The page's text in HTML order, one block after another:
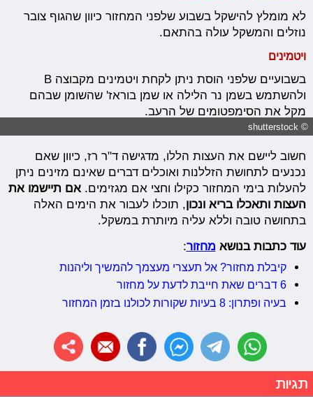
לא מומלץ להישקל בשבוע שלפני המחזור כיוון שהגוף צובר
נוזלים והמשקל עולה בהתאם.
ויטמינים
בשבועיים שלפני הוסת ניתן לקחת ויטמינים מקבוצה B
ולהשתמש בשמן נר הלילה או שמן בוראז' שהשומן שבהם
מקל את הסימפטומים של הרעב.
© shutterstock
חשוב ליישם את העצות הללו, מדגישה ד"ר רז, כיוון שאם
נכנעים לתחושת הזללנות ואוכלים דברים שאינם מזינים ניתן
להעלות בימי המחזור כקילו וחצי אם מגזימים. אם תיישמו את
העצות ותאכלו בריא ונכון, תוכלו לעבור את הימים האלה
בתחושה טובה וללא עליה מיותרת במשקל.
עוד כתבות בנושא מחזור:
קיבלת מחזור? אל תעצרי מעצמך להמשיך וליהנות
6 דברים שאת חייבת לדעת על מחזור
בעיה ופתרון: 8 בעיות שקורות לכולנו בזמן המחזור
תגיות